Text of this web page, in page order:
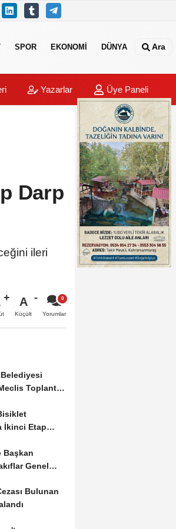
SPOR EKONOMİ DÜNYA Ara
Yazarlar Üye Paneli
Darp
ileri
A
Küçült Yorumlar
Toplantısı
İkinci Etap
Başkan
Genel
Bulunan